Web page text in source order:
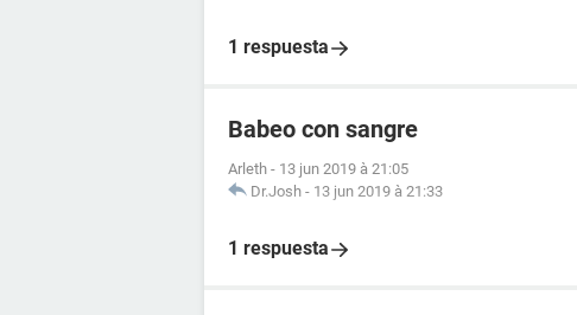
1 respuesta
Babeo con sangre
Arleth - 13 jun 2019 à 21:05
Dr.Josh - 13 jun 2019 à 21:33
1 respuesta